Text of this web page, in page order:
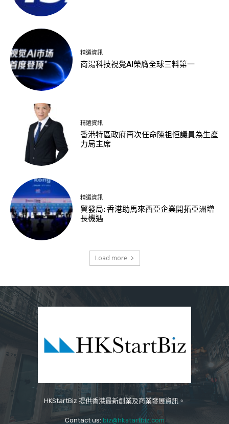
精選資訊
商湯科技視覺AI榮膺全球三料第一
精選資訊
香港特區政府再次任命陳祖恒議員為生產
力局主席
精選資訊
貿發局: 香港助馬來西亞企業開拓亞洲增
長機遇
Load more
HKStartBiz 提供香港最新創業及商業發展資訊。
Contact us: biz@hkstartbiz.com